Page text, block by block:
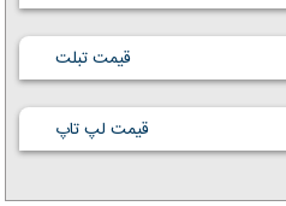
قیمت تبلت
قیمت لپ تاپ